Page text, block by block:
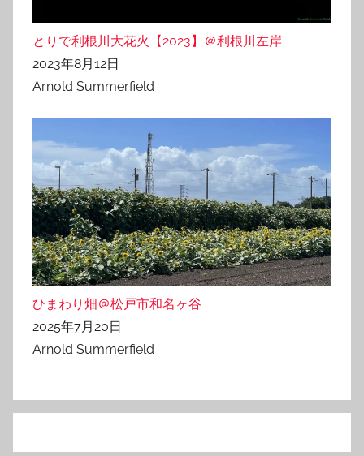
とりで利根川大花火【2023】＠利根川左岸
2023年8月12日
Arnold Summerfield
ひまわり畑＠松戸市和名ヶ谷
2025年7月20日
Arnold Summerfield